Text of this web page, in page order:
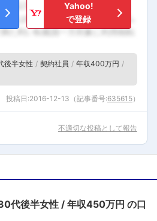
ーしました
フォローしませんか？
Yahoo!
で登録
後半女性 契約社員
年収400万円
投稿日:2016-12-13 （記事番号:635615）
不適切な投稿として報告
代後半女性 年収450万円 の口